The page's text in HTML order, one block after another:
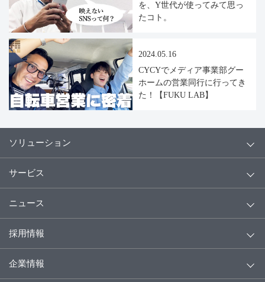
を、Y世代が使ってみて思っ
たコト。
2024.05.16
CYCYでメディア事業部グー
ホームの営業同行に行ってき
た！【FUKU LAB】
ソリューション
サービス
ニュース
採用情報
企業情報